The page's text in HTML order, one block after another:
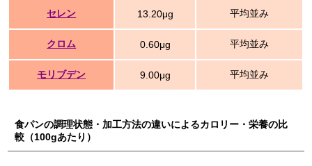
セレン 13.20μg 平均並み
クロム 0.60μg 平均並み
モリブデン 9.00μg 平均並み
食パンの調理状態・加工方法の違いによるカロリー・栄養の比
較（100gあたり）